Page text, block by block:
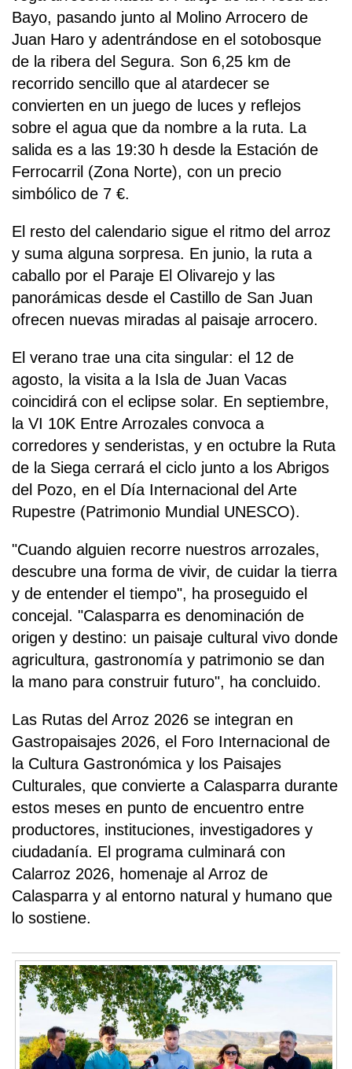
Bayo, pasando junto al Molino Arrocero de
Juan Haro y adentrándose en el sotobosque
de la ribera del Segura. Son 6,25 km de
recorrido sencillo que al atardecer se
convierten en un juego de luces y reflejos
sobre el agua que da nombre a la ruta. La
salida es a las 19:30 h desde la Estación de
Ferrocarril (Zona Norte), con un precio
simbólico de 7 €.
El resto del calendario sigue el ritmo del arroz
y suma alguna sorpresa. En junio, la ruta a
caballo por el Paraje El Olivarejo y las
panorámicas desde el Castillo de San Juan
ofrecen nuevas miradas al paisaje arrocero.
El verano trae una cita singular: el 12 de
agosto, la visita a la Isla de Juan Vacas
coincidirá con el eclipse solar. En septiembre,
la VI 10K Entre Arrozales convoca a
corredores y senderistas, y en octubre la Ruta
de la Siega cerrará el ciclo junto a los Abrigos
del Pozo, en el Día Internacional del Arte
Rupestre (Patrimonio Mundial UNESCO).
"Cuando alguien recorre nuestros arrozales,
descubre una forma de vivir, de cuidar la tierra
y de entender el tiempo", ha proseguido el
concejal. "Calasparra es denominación de
origen y destino: un paisaje cultural vivo donde
agricultura, gastronomía y patrimonio se dan
la mano para construir futuro", ha concluido.
Las Rutas del Arroz 2026 se integran en
Gastropaisajes 2026, el Foro Internacional de
la Cultura Gastronómica y los Paisajes
Culturales, que convierte a Calasparra durante
estos meses en punto de encuentro entre
productores, instituciones, investigadores y
ciudadanía. El programa culminará con
Calarroz 2026, homenaje al Arroz de
Calasparra y al entorno natural y humano que
lo sostiene.